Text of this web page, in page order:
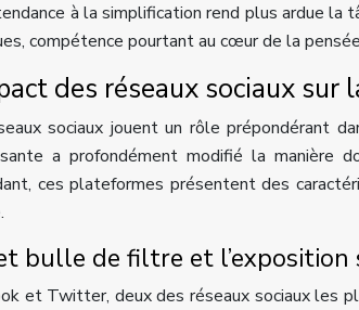
à la simplification rend plus ardue la
compétence pourtant au cœur de la
des réseaux sociaux
sociaux jouent un rôle prépondérant
a profondément modifié la manière
ces plateformes présentent des
bulle de filtre et
et Twitter, deux des réseaux sociaux les